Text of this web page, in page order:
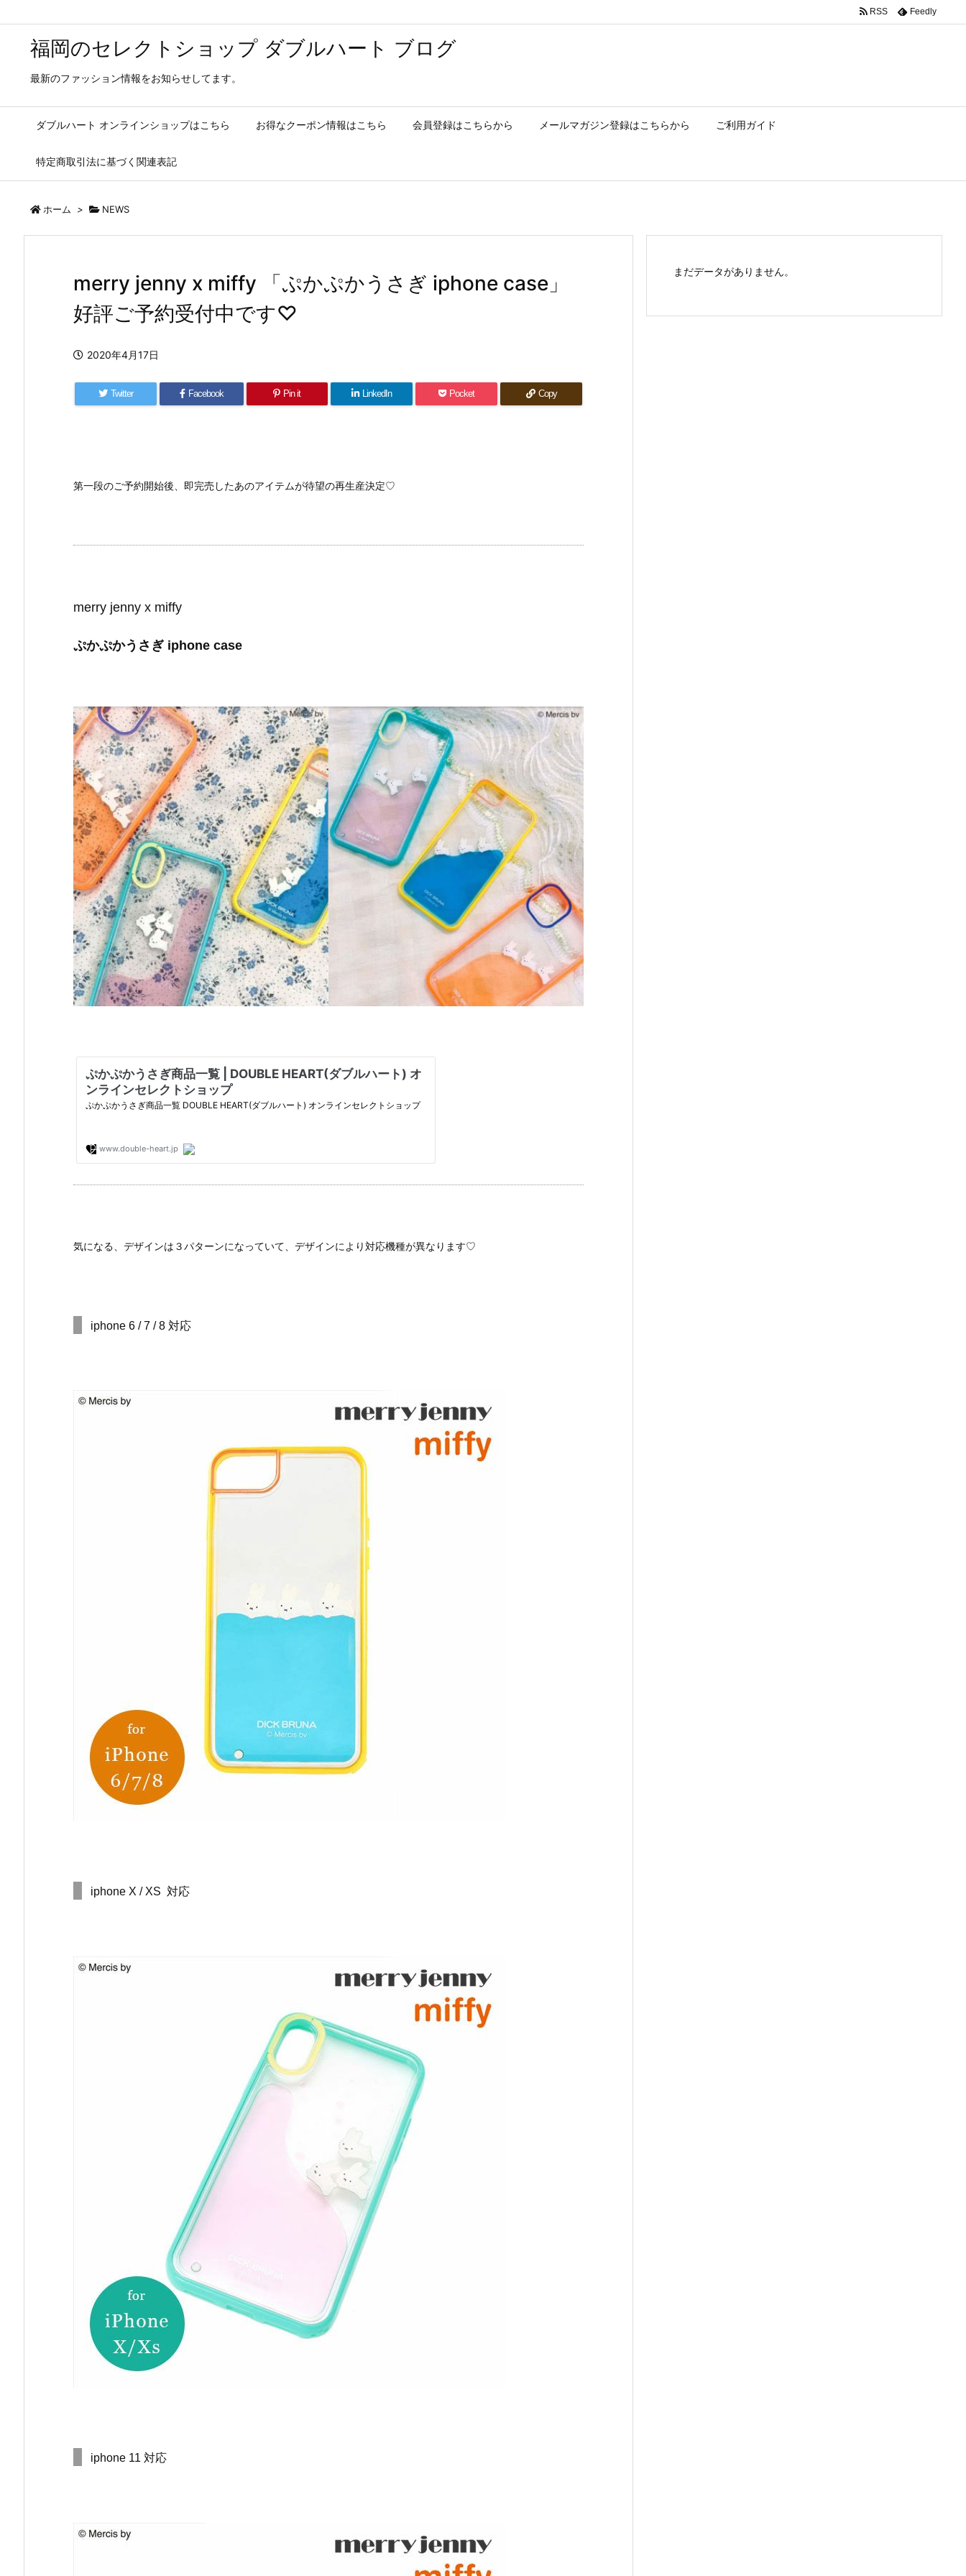
福岡のセレクトショップ ダブルハート ブログ
最新のファッション情報をお知らせしてます。
ダブルハート オンラインショップはこちら お得なクーポン情報はこちら 会員登録はこちらから メールマガジン登録はこちらから ご利用ガイド
特定商取引法に基づく関連表記
RSS Feedly
ホーム > NEWS
merry jenny x miffy 「ぷかぷかうさぎ iphone case」
好評ご予約受付中です♡
2020年4月17日
Twitter Facebook Pin it LinkedIn Pocket Copy
第一段のご予約開始後、即完売したあのアイテムが待望の再生産決定♡
merry jenny x miffy
ぷかぷかうさぎ iphone case
気になる、デザインは３パターンになっていて、デザインにより対応機種が異なります♡
iphone 6 / 7 / 8 対応
iphone X / XS 対応
iphone 11 対応
まだデータがありません。